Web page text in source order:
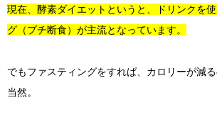
現在、酵素ダイエットというと、ドリンクを
グ（プチ断食）が主流となっています。
でもファスティングをすれば、カロリーが減
当然。